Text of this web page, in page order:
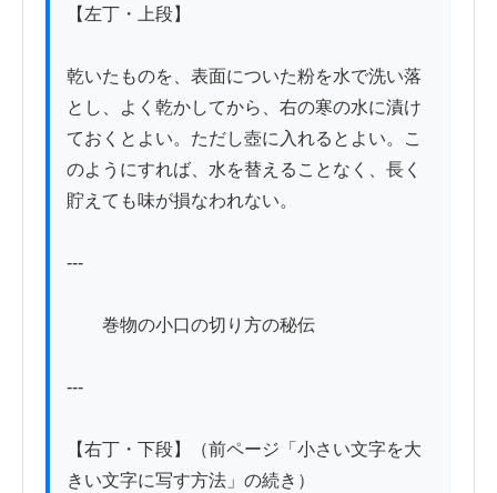
【左丁・上段】
乾いたものを、表面についた粉を水で洗い落
とし、よく乾かしてから、右の寒の水に漬け
ておくとよい。ただし壺に入れるとよい。こ
のようにすれば、水を替えることなく、長く
貯えても味が損なわれない。
---
巻物の小口の切り方の秘伝
---
【右丁・下段】（前ページ「小さい文字を大
きい文字に写す方法」の続き）